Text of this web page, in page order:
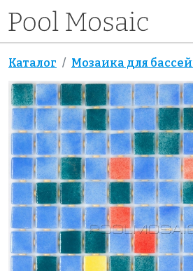
Каталог Мозаика для